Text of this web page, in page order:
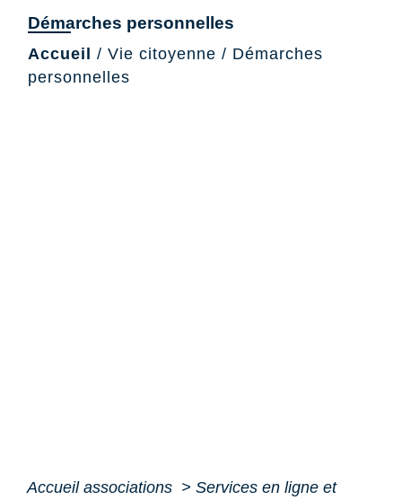
Démarches personnelles
Accueil / Vie citoyenne / Démarches
personnelles
Accueil associations > Services en ligne et